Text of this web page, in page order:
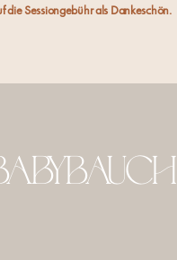
die Sessiongebühr als Dankeschön.